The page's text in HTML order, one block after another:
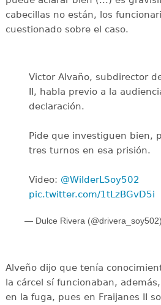
cabecillas no están, los
cuestionado sobre el caso.
Victor Alvaño, subdirector
II, habla previo a la
declaración.
Pide que investiguen bien,
tres turnos en esa prisión.
Video: @WilderLSoy502
pic.twitter.com/1tLzBGvD5i
— Dulce Rivera (@drivera_soy502)
Alveño dijo que tenía
la cárcel sí funcionaban,
en la fuga, pues en Fraijanes II